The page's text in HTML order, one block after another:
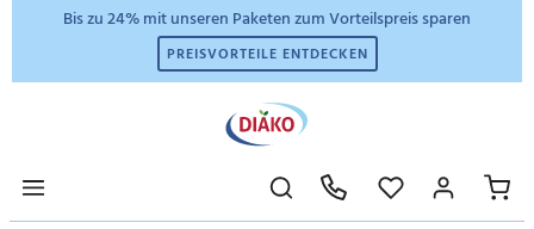
Bis zu 24% mit unseren Paketen zum Vorteilspreis sparen
PREISVORTEILE ENTDECKEN